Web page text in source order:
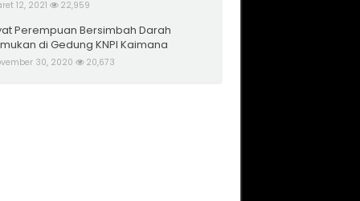
12, 2021 22,959
Perempuan Bersimbah Darah
di Gedung KNPI Kaimana
30, 2020 20,673